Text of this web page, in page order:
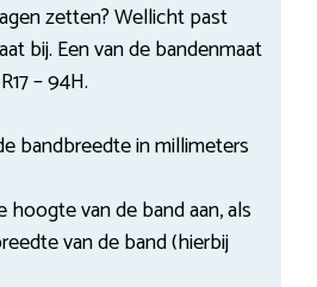
zetten? Wellicht past
bij. Een van de bandenmaat
– 94H.
bandbreedte in millimeters
van de band aan, als
van de band (hierbij